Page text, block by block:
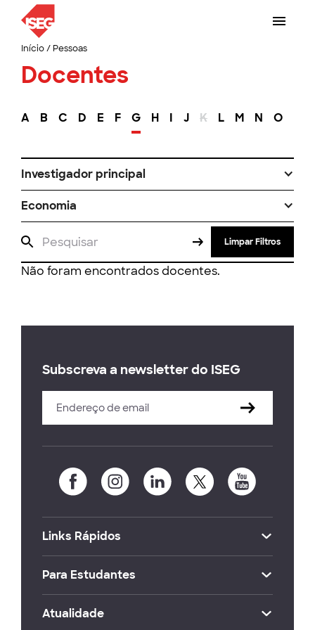
Início/ Pessoas
Docentes
A B C D E F G H I J K L M N O
Investigador principal
Economia
Limpar Filtros
Não foram encontrados docentes.
Subscreva a newsletter do ISEG
Links Rápidos
Para Estudantes
Atualidade